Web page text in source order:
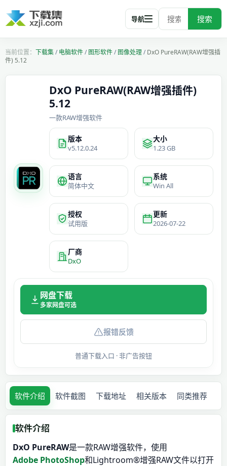
搜索
导航
下载集/电脑软件/图形软件/图像处理/DxO PureRAW(RAW增强插
件) 5.12
DxO PureRAW(RAW增强插件)
5.12
一款RAW增强软件
版本
v5.12.0.24
大小
1.23 GB
语言
简体中文
系统
Win All
授权
试用版
更新
2026-07-22
厂商
DxO
网盘下载
多家网盘可选
报错反馈
普通下载入口 · 非广告按钮
软件介绍 软件截图 下载地址 相关版本 同类推荐
软件介绍
DxO PureRAW是一款RAW增强软件，使用
Adobe PhotoShop和Lightroom®增强RAW文件以打开